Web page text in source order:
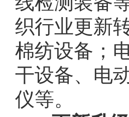
织行业更新
棉纺设备；
干设备、电
仪等。